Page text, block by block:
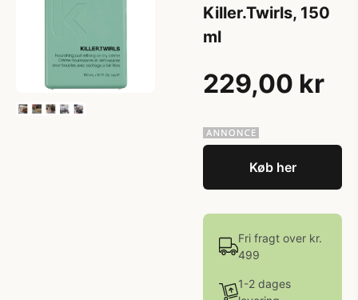
Killer.Twirls, 150
ml
229,00 kr
Køb her
Fri fragt over kr.
499
1-2 dages